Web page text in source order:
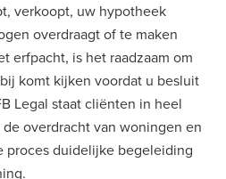
verkoopt, uw hypotheek
overdraagt of te maken
erfpacht, is het raadzaam om
komt kijken voordat u besluit
Legal staat cliënten in heel
overdracht van woningen en
proces duidelijke begeleiding